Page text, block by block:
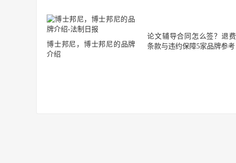
博士邦尼，博士邦尼的品牌
介绍
论文辅导合同怎么签？退费
条款与违约保障5家品牌参考